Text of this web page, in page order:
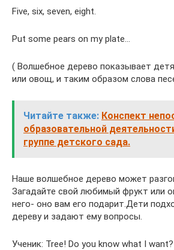
Five, six, seven, eight.
Put some pears on my plate…
( Волшебное дерево показывает
или овощ, и таким образом слова
Читайте также: Конспект
образовательной
группе детского сада.
Наше волшебное дерево может
Загадайте свой любимый фрукт или
него- оно вам его подарит.Дети
дереву и задают ему вопросы.
Ученик: Tree! Do you know what I